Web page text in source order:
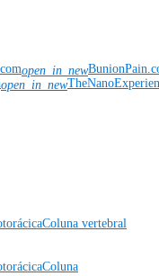
open_in_new
open_in_new
Coluna vertebral
Coluna